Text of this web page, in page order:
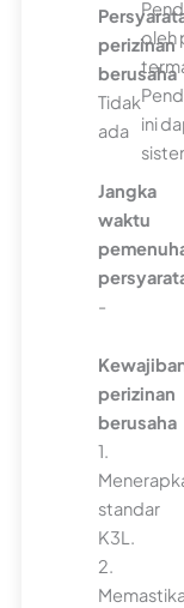
perizinan
berusaha
Tidak
ada
Jangka
waktu
-
perizinan
berusaha
1.
standar
K3L.
2.
oleh
ini